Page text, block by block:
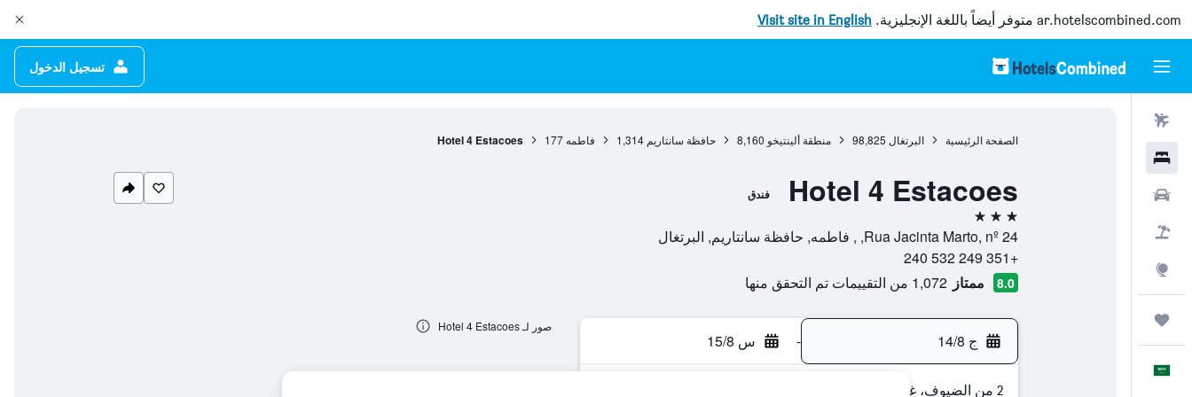
ar.hotelscombined.com متوفر أيضاً باللغة الإنجليزية. Visit site in English
تسجيل الدخول
الصفحة الرئيسية البرتغال 98,825 منطقة ألينتيخو 8,160 حافظة سانتاريم 1,314 فاطمه 177
Hotel 4 Estacoes
Hotel 4 Estacoes فندق
3 نجوم
Rua Jacinta Marto, nº 24, , فاطمه, حافظة سانتاريم, البرتغال
+351 249 532 240
8.0 ممتاز 1,072 من التقييمات تم التحقق منها
ج 14/8 - س 15/8
2 من الضيوف، غرفة واحدة
صور لـ Hotel 4 Estacoes